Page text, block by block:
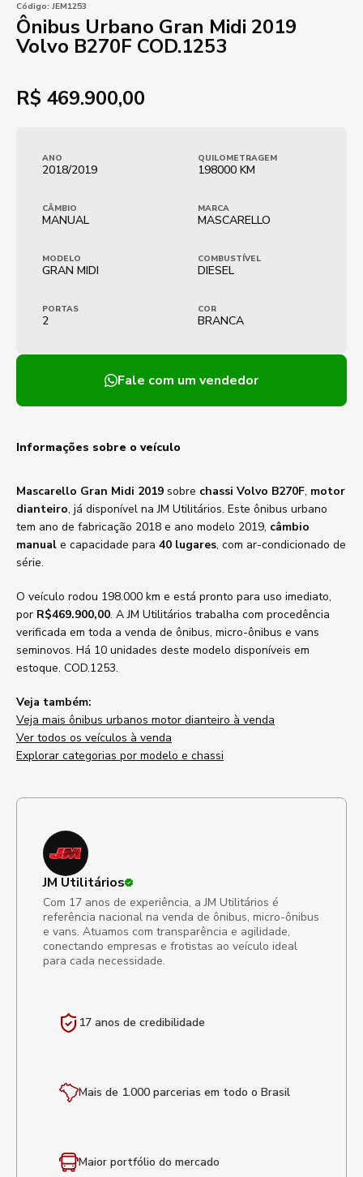
Código: JEM1253
Ônibus Urbano Gran Midi 2019
Volvo B270F COD.1253
R$ 469.900,00
ANO
2018/2019
QUILOMETRAGEM
198000 KM
CÂMBIO
MANUAL
MARCA
MASCARELLO
MODELO
GRAN MIDI
COMBUSTÍVEL
DIESEL
PORTAS
2
COR
BRANCA
Fale com um vendedor
Informações sobre o veículo
Mascarello Gran Midi 2019 sobre chassi Volvo B270F, motor
dianteiro, já disponível na JM Utilitários. Este ônibus urbano
tem ano de fabricação 2018 e ano modelo 2019, câmbio
manual e capacidade para 40 lugares, com ar-condicionado de
série.
O veículo rodou 198.000 km e está pronto para uso imediato,
por R$469.900,00. A JM Utilitários trabalha com procedência
verificada em toda a venda de ônibus, micro-ônibus e vans
seminovos. Há 10 unidades deste modelo disponíveis em
estoque. COD.1253.
Veja também:
Veja mais ônibus urbanos motor dianteiro à venda
Ver todos os veículos à venda
Explorar categorias por modelo e chassi
JM Utilitários
Com 17 anos de experiência, a JM Utilitários é
referência nacional na venda de ônibus, micro-ônibus
e vans. Atuamos com transparência e agilidade,
conectando empresas e frotistas ao veículo ideal
para cada necessidade.
17 anos de credibilidade
Mais de 1.000 parcerias em todo o Brasil
Maior portfólio do mercado